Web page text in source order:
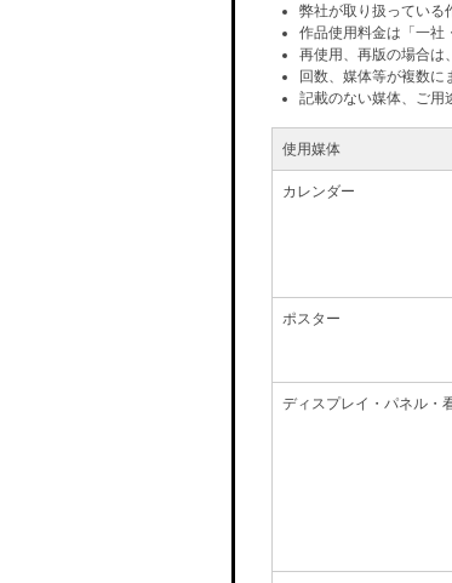
弊社が取り扱っている
作品使用料金は「一社
再使用、再版の場合は
回数、媒体等が複数に
記載のない媒体、ご用
使用媒体
カレンダー
ポスター
ディスプレイ・パネル・